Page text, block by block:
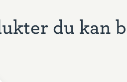
du kan